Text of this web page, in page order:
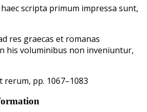
scripta primum impressa sunt,
res graecas et romanas
his voluminibus non inveniuntur,
rerum, pp. 1067–1083